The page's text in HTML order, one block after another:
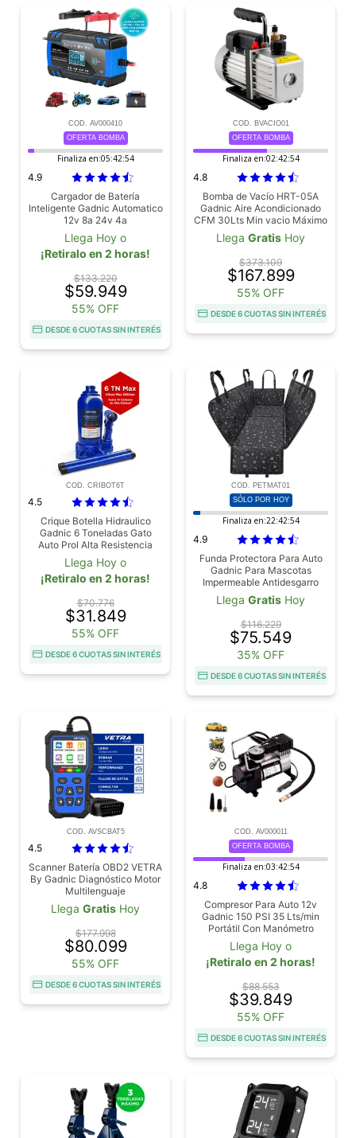
COD. AV000410
OFERTA BOMBA
Finaliza en:05:42:53
4.9
Cargador de Batería
Inteligente Gadnic Automatico
12v 8a 24v 4a
Llega Hoy o
¡Retiralo en 2 horas!
$133.220
$59.949
55% OFF
DESDE 6 CUOTAS SIN INTERÉS
COD. BVACIO01
OFERTA BOMBA
Finaliza en:02:42:53
4.8
Bomba de Vacío HRT-05A
Gadnic Aire Acondicionado
CFM 30Lts Min vacio Máximo
10 Pa Multiple Sistema
Llega Gratis Hoy
$373.109
$167.899
55% OFF
DESDE 6 CUOTAS SIN INTERÉS
COD. CRIBOT6T
4.5
Crique Botella Hidraulico
Gadnic 6 Toneladas Gato
Auto Prol Alta Resistencia
Compacto
Llega Hoy o
¡Retiralo en 2 horas!
$70.776
$31.849
55% OFF
DESDE 6 CUOTAS SIN INTERÉS
COD. PETMAT01
SÓLO POR HOY
Finaliza en:22:42:53
4.9
Funda Protectora Para Auto
Gadnic Para Mascotas
Impermeable Antidesgarro
Llega Gratis Hoy
$116.229
$75.549
35% OFF
DESDE 6 CUOTAS SIN INTERÉS
COD. AVSCBAT5
4.5
Scanner Batería OBD2 VETRA
By Gadnic Diagnóstico Motor
Multilenguaje
Llega Gratis Hoy
$177.998
$80.099
55% OFF
DESDE 6 CUOTAS SIN INTERÉS
COD. AV000011
OFERTA BOMBA
Finaliza en:03:42:53
4.8
Compresor Para Auto 12v
Gadnic 150 PSI 35 Lts/min
Portátil Con Manómetro
Incluye 3 Picos
Llega Hoy o
¡Retiralo en 2 horas!
$88.553
$39.849
55% OFF
DESDE 6 CUOTAS SIN INTERÉS